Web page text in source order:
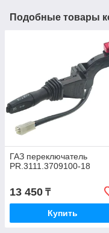
Подобные товары
ГАЗ переключатель
PR.3111.3709100-18
13 450 ₸
Купить